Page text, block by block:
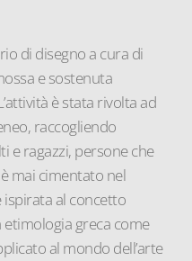
di disegno a cura di
e sostenuta
è stata rivolta ad
raccogliendo
e ragazzi, persone che
mai cimentato nel
ispirata al concetto
etimologia greca come
al mondo dell’arte